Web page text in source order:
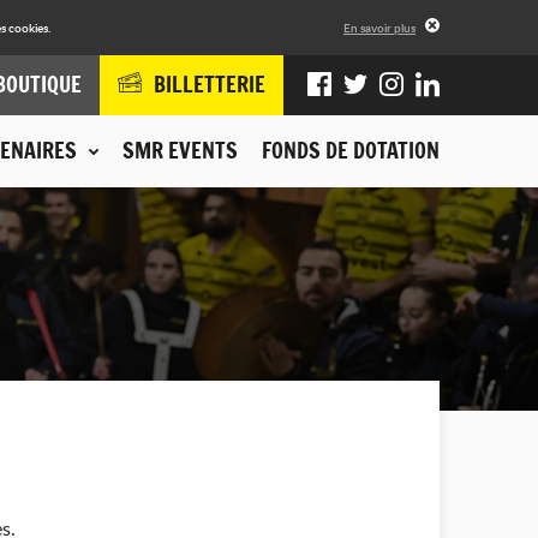
cookies. En savoir plus
SMR EVENTS FONDS DE DOTATION
BILLETTERIE